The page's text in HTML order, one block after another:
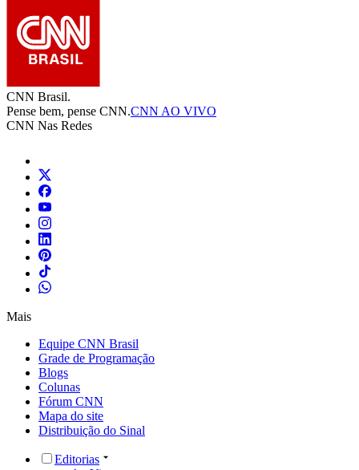
CNN Brasil.
Pense bem, pense CNN.CNN AO VIVO
CNN Nas Redes
Mais
Equipe CNN Brasil
Grade de Programação
Blogs
Colunas
Fórum CNN
Mapa do site
Distribuição do Sinal
Editorias